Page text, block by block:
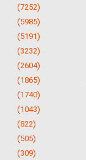
(7252)
(5985)
(5191)
(3232)
(2604)
(1865)
(1740)
(1043)
(822)
(505)
(309)